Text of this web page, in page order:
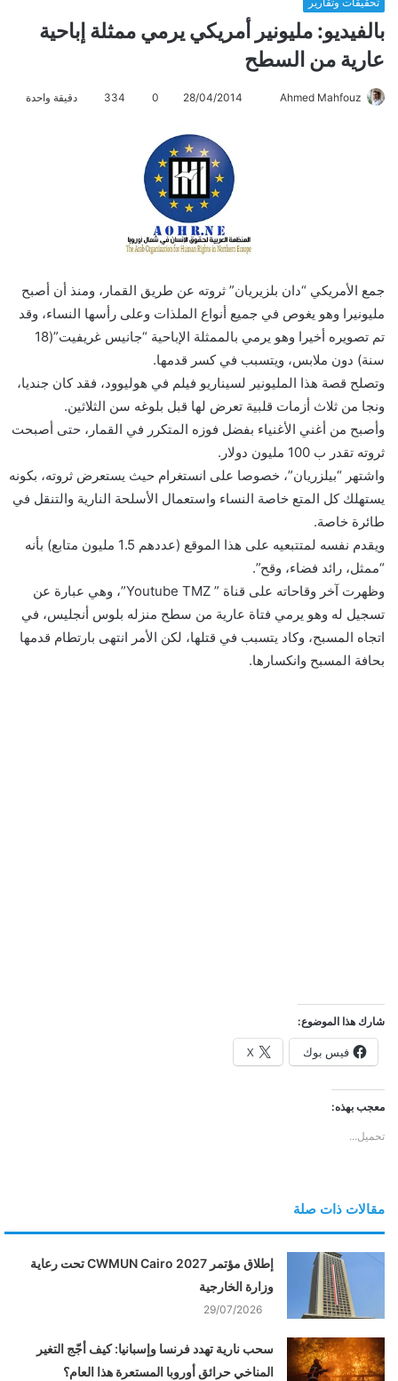
بالفيديو: مليونير أمريكي يرمي ممثلة إباحية
عارية من السطح
Ahmed Mahfouz
ا
28/04/2014
0
334 دقيقة واحدة
جمع الأمريكي “دان بلزيريان” ثروته عن طريق القمار، ومنذ أن أصبح
مليونيرا وهو يغوص في جميع أنواع الملذات وعلى رأسها النساء، وقد
تم تصويره أخيرا وهو يرمي بالممثلة الإباحية “جانيس غريفيت”(18
سنة) دون ملابس، ويتسبب في كسر قدمها.
وتصلح قصة هذا المليونير لسيناريو فيلم في هوليوود، فقد كان جنديا،
ونجا من ثلاث أزمات قلبية تعرض لها قبل بلوغه سن الثلاثين.
وأصبح من أغني الأغنياء بفضل فوزه المتكرر في القمار، حتى أصبحت
ثروته تقدر ب 100 مليون دولار.
واشتهر “بيلزريان”، خصوصا على انستغرام حيث يستعرض ثروته، بكونه
يستهلك كل المتع خاصة النساء واستعمال الأسلحة النارية والتنقل في
طائرة خاصة.
ويقدم نفسه لمتتبعيه على هذا الموقع (عددهم 1.5 مليون متابع) بأنه
“ممثل، رائد فضاء، وقح”.
وظهرت آخر وقاحاته على قناة ” Youtube TMZ”، وهي عبارة عن
تسجيل له وهو يرمي فتاة عارية من سطح منزله بلوس أنجليس، في
اتجاه المسبح، وكاد يتسبب في قتلها، لكن الأمر انتهى بارتطام قدمها
بحافة المسبح وانكسارها.
شارك هذا الموضوع:
فيس بوك X
معجب بهذه:
تحميل...
مقالات ذات صلة
إطلاق مؤتمر CWMUN Cairo 2027 تحت رعاية
وزارة الخارجية
29/07/2026
سحب نارية تهدد فرنسا وإسبانيا: كيف أجّج التغير
المناخي حرائق أوروبا المستعرة هذا العام؟